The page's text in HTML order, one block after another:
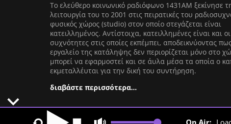
Tο ελεύθερο κοινωνικό ραδιόφωνο 1431AM ξεκίνησε
λειτουργία του το 2001 στις πειρατικές του
φυσικός χώρος (studio) στον οποίο στεγάζεται είναι
κατειλλημένος. Αντίστοιχα, κατειλλημένες είναι και οι
συχνότητες στις οποίες εκπέμπει, αποδεικνύοντας
εργαλείο της κατάληψης δεν περιορίζεται μόνο στο
μπορεί να εφαρμοστεί και σε άυλα μέσα τα οποία ο
εκμεταλλέυται για την δική του συντήρηση.
διαβάστε περισσότερα…
On Air: